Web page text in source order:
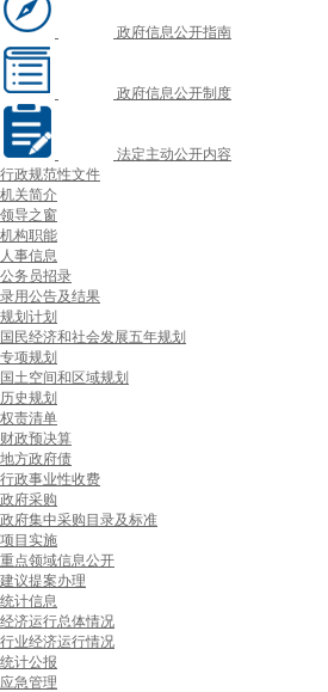
政府信息公开指南
政府信息公开制度
法定主动公开内容
行政规范性文件
机关简介
领导之窗
机构职能
人事信息
公务员招录
录用公告及结果
规划计划
国民经济和社会发展五年规划
专项规划
国土空间和区域规划
历史规划
权责清单
财政预决算
地方政府债
行政事业性收费
政府采购
政府集中采购目录及标准
项目实施
重点领域信息公开
建议提案办理
统计信息
经济运行总体情况
行业经济运行情况
统计公报
应急管理